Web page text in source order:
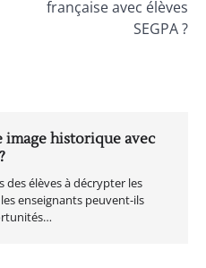
française avec élèves
SEGPA ?
historique avec
des élèves à décrypter les
enseignants peuvent-ils